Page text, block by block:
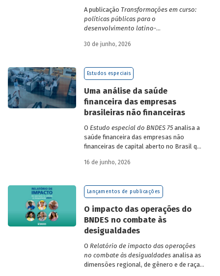
A publicação Transformações em curso:
políticas públicas para o
desenvolvimento latino-
da Escola de Governo e Desenvolvimento
30 de junho, 2026
Estudos especiais
Uma análise da saúde
financeira das empresas
brasileiras não financeiras
O Estudo especial do BNDES 75analisa a
saúde financeira das empresas não
financeiras de capital aberto no Brasil que
valores. Para isso, parte de uma amostra
de finanças e seguros – e de quatro
dimensões: lucratividade, solvência,
16 de junho, 2026
Lançamentos de publicações
O impacto das operações do
BNDES no combate às
desigualdades
O Relatório de impacto das operações
no combate às desigualdadesanalisa as
dimensões regional, de gênero e de raça,